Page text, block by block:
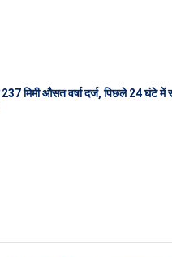
मिमी औसत वर्षा दर्ज, पिछले 24 घंटे में